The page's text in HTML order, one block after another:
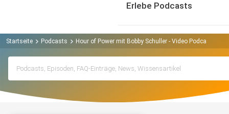
Erlebe Podcasts
Startseite Podcasts Hour of Power mit Bobby Schuller - Video Podcast